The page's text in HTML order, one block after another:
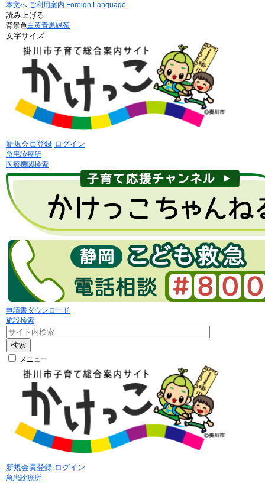
本文へ ご利用案内 Foreign Language
読み上げる
背景色白黄青黒緑茶
文字サイズ
新規会員登録 ログイン
急患診療所
医療機関検索
申請書ダウンロード
施設検索
検索
メニュー
新規会員登録 ログイン
急患診療所